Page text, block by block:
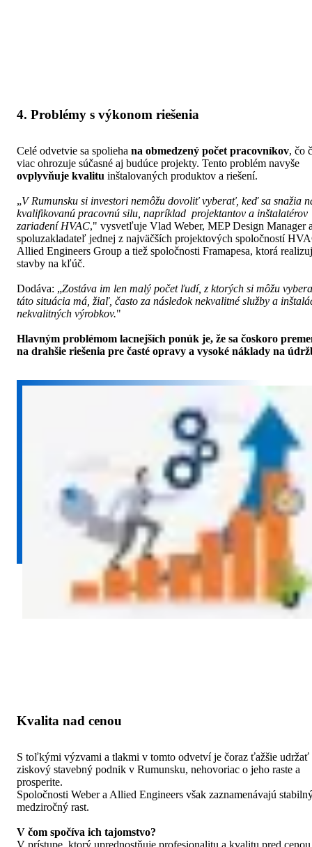
4. Problémy s výkonom riešenia
Celé odvetvie sa spolieha na obmedzený počet pracovníkov, čo
viac ohrozuje súčasné aj budúce projekty. Tento problém navyše
ovplyvňuje kvalitu inštalovaných produktov a riešení.
„V Rumunsku si investori nemôžu dovoliť vyberať, keď sa snažia
kvalifikovanú pracovnú silu, napríklad projektantov a inštalatérov
zariadení HVAC," vysvetľuje Vlad Weber, MEP Design Manager
spoluzakladateľ jednej z najväčších projektových spoločností
Allied Engineers Group a tiež spoločnosti Framapesa, ktorá
stavby na kľúč.
Dodáva: „Zostáva im len malý počet ľudí, z ktorých si môžu
táto situácia má, žiaľ, často za následok nekvalitné služby a
nekvalitných výrobkov."
Hlavným problémom lacnejších ponúk je, že sa čoskoro
na drahšie riešenia pre časté opravy a vysoké náklady na
Kvalita nad cenou
S toľkými výzvami a tlakmi v tomto odvetví je čoraz ťažšie udržať
ziskový stavebný podnik v Rumunsku, nehovoriac o jeho raste a
prosperite.
Spoločnosti Weber a Allied Engineers však zaznamenávajú
medziročný rast.
V čom spočíva ich tajomstvo?